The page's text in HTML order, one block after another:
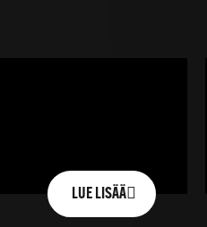
LUE LISÄÄ